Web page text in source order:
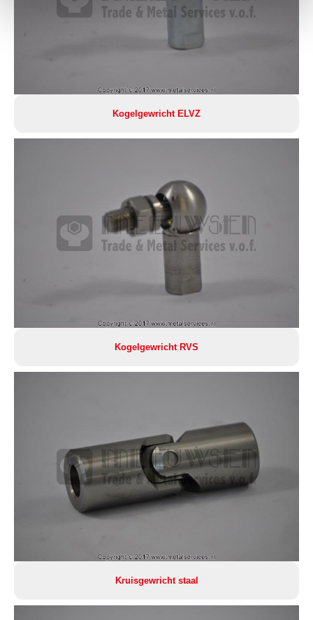
Kogelgewricht ELVZ
Kogelgewricht RVS
Kruisgewricht staal